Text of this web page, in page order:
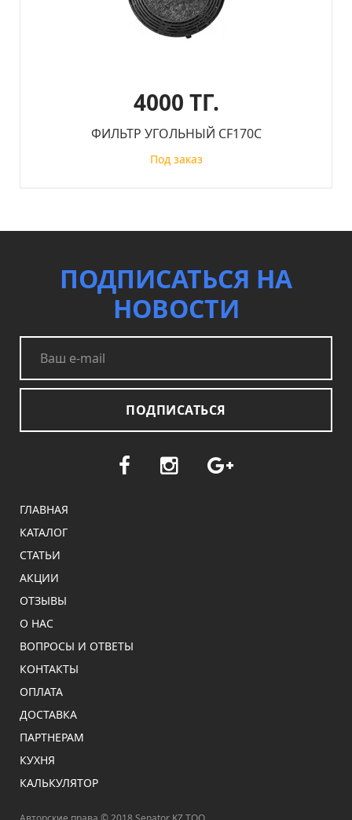
4000 ТГ.
ФИЛЬТР УГОЛЬНЫЙ CF170С
Под заказ
ПОДПИСАТЬСЯ НА
НОВОСТИ
ПОДПИСАТЬСЯ
ГЛАВНАЯ
КАТАЛОГ
СТАТЬИ
АКЦИИ
ОТЗЫВЫ
О НАС
ВОПРОСЫ И ОТВЕТЫ
КОНТАКТЫ
ОПЛАТА
ДОСТАВКА
ПАРТНЕРАМ
КУХНЯ
КАЛЬКУЛЯТОР